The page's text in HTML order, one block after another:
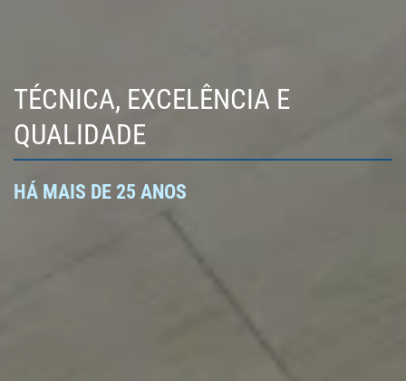
TÉCNICA, EXCELÊNCIA E
QUALIDADE
HÁ MAIS DE 25 ANOS